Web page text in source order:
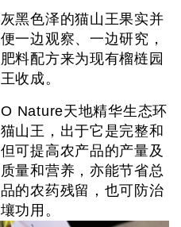
黑色泽的猫山王果实并
一边观察、一边研究，
料配方来为现有榴梿园
王收成。
Nature天地精华生态环
山王，出于它是完整和
可提高农产品的产量及
量和营养，亦能节省总
的农药残留，也可防治
功用。